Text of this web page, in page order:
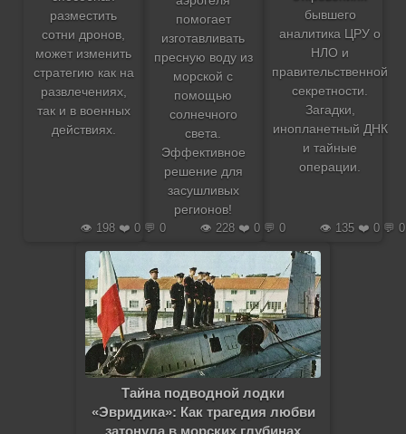
разместить
сотни дронов,
может изменить
стратегию как на
развлечениях,
так и в военных
действиях.
👁️ 198 ❤️ 0 💬 0
помогает
изготавливать
пресную воду из
морской с
помощью
солнечного
света.
Эффективное
решение для
засушливых
регионов!
👁️ 228 ❤️ 0 💬 0
бывшего
аналитика ЦРУ о
НЛО и
правительственной
секретности.
Загадки,
инопланетный ДНК
и тайные
операции.
👁️ 135 ❤️ 0 💬 0
Тайна подводной лодки
«Эвридика»: Как трагедия любви
затонула в морских глубинах